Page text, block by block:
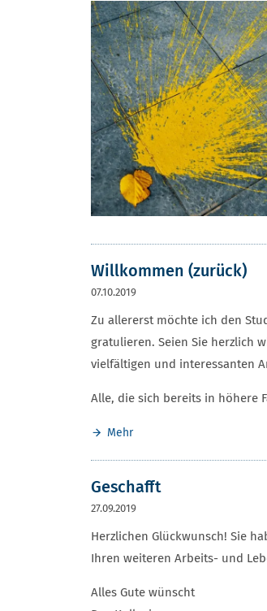
Willkommen (zurück)
07.10.2019
Zu allererst möchte ich den
gratulieren. Seien Sie herzlich
vielfältigen und interessanten
Alle, die sich bereits in höhere
Mehr
Geschafft
27.09.2019
Herzlichen Glückwunsch! Sie
Ihren weiteren Arbeits- und
Alles Gute wünscht